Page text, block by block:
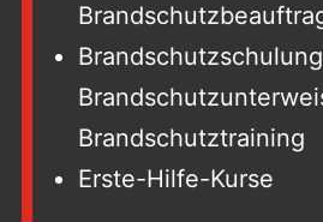
Brandschutztraining
Erste-Hilfe-Kurse